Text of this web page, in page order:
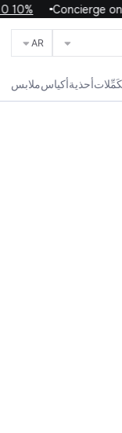
Concierge on
10% OFF your first order with code WELCOME10
AR
ملابسأكياسأحذية
والفئات والمنتجات
الكل النساء الرجال